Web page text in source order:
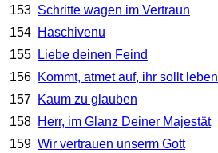
153 Schritte wagen im Vertraun
154 Haschivenu
155
Liebe deinen Feind
156 Kommt, atmet auf, ihr sollt leben
157 Kaum zu glauben
158 Herr, im Glanz Deiner Majestät
159 Wir vertrauen unserm Gott